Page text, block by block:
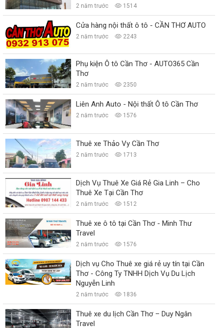
2 năm trước 1514
Cửa hàng nội thất ô tô - CẦN THƠ AUTO
2 năm trước 2243
Phụ kiện Ô tô Cần Thơ - AUTO365 Cần
Thơ
2 năm trước 2350
Liên Anh Auto - Nội thất Ô tô Cần Thơ
2 năm trước 1576
Thuê xe Thảo Vy Cần Thơ
2 năm trước 1713
Dịch Vụ Thuê Xe Giá Rẻ Gia Linh – Cho
Thuê Xe Tại Cần Thơ
2 năm trước 1512
Thuê xe ô tô tại Cần Thơ - Minh Thư
Travel
2 năm trước 1576
Dịch vụ Cho Thuê xe giá rẻ uy tín tại Cần
Thơ - Công Ty TNHH Dịch Vụ Du Lịch
Nguyễn Linh
2 năm trước 1836
Thuê xe du lịch Cần Thơ – Duy Ngân
Travel